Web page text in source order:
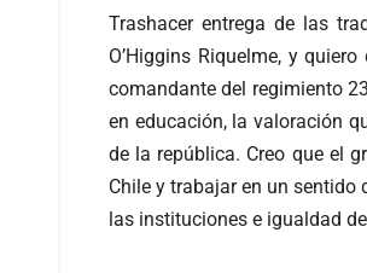
Trashacer entrega de las
O’Higgins Riquelme, y
comandante del regimiento
en educación, la valoración
de la república. Creo que el
Chile y trabajar en un
las instituciones e igualdad